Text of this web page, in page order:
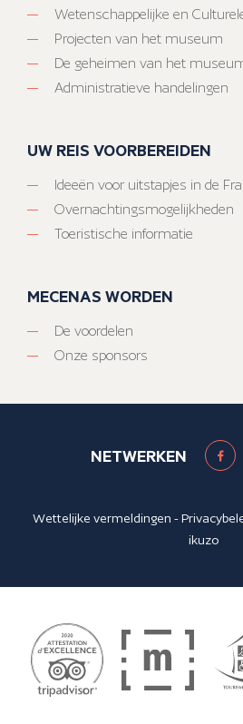
Wetenschappelijke en
Projecten van het museum
De geheimen van het
Administratieve handelingen
UW REIS VOORBEREIDEN
Ideeën voor uitstapjes in de
Overnachtingsmogelijkheden
Toeristische informatie
MECENAS WORDEN
De voordelen
Onze sponsors
NETWERKEN
Wettelijke vermeldingen -
ikuzo